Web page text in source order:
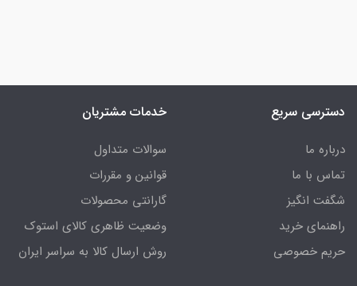
دسترسی سریع
درباره ما
تماس با ما
شگفت انگیز
راهنمای خرید
حریم خصوصی
خدمات مشتریان
سوالات متداول
قوانین و مقررات
گارانتی محصولات
وضعیت ظاهری کالای استوک
روش ارسال کالا به سراسر ایران